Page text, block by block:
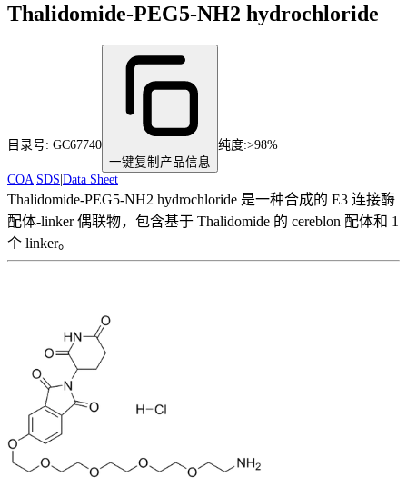
Thalidomide-PEG5-NH2 hydrochloride
目录号: GC67740
一键复制产品信息
纯度:>98%
COA SDS Data Sheet
Thalidomide-PEG5-NH2 hydrochloride 是一种合成的 E3 连接酶
配体-linker 偶联物，包含基于 Thalidomide 的 cereblon 配体和 1
个 linker。